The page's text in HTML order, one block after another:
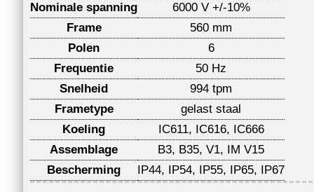
Nominale spanning
6000 V +/-10%
Frame
560 mm
Polen
6
Frequentie
50 Hz
Snelheid
994 tpm
Frametype
gelast staal
Koeling
IC611, IC616, IC666
Assemblage
B3, B35, V1, IM V15
Bescherming
IP44, IP54, IP55, IP65, IP67